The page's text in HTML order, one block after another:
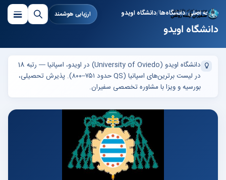
ارزیابی هوشمند صفحه اصلی دانشگاه‌ها دانشگاه اویدو
دانشگاه اویدو
دانشگاه اویدو (University of Oviedo) در اویدو، اسپانیا — رتبه 18
در لیست برترین‌های اسپانیا (QS حدود ۷۵۱–۸۰۰). پذیرش تحصیلی،
بورسیه و ویزا با مشاوره تخصصی سفیران.